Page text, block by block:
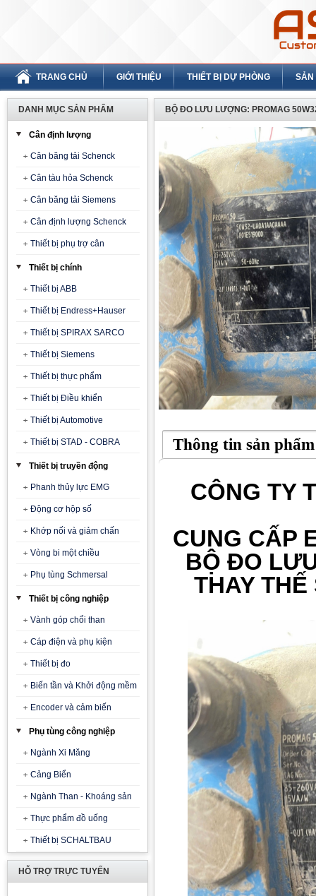
TRANG CHỦ GIỚI THIỆU THIẾT BỊ DỰ PHÒNG SẢN
DANH MỤC SẢN PHẨM
Cân định lượng
Cân băng tải Schenck
Cân tàu hỏa Schenck
Cân băng tải Siemens
Cân định lượng Schenck
Thiết bị phụ trợ cân
Thiết bị chính
Thiết bị ABB
Thiết bị Endress+Hauser
Thiết bị SPIRAX SARCO
Thiết bị Siemens
Thiết bị thực phẩm
Thiết bị Điều khiển
Thiết bị Automotive
Thiết bị STAD - COBRA
Thiết bị truyền động
Phanh thủy lực EMG
Động cơ hộp số
Khớp nối và giảm chấn
Vòng bi một chiều
Phụ tùng Schmersal
Thiết bị công nghiệp
Vành góp chổi than
Cáp điện và phụ kiện
Thiết bị đo
Biến tần và Khởi động mềm
Encoder và cảm biến
Phụ tùng công nghiệp
Ngành Xi Măng
Cảng Biển
Ngành Than - Khoáng sản
Thực phẩm đồ uống
Thiết bị SCHALTBAU
HỖ TRỢ TRỰC TUYẾN
BỘ ĐO LƯU LƯỢNG: PROMAG
Thông tin sản phẩm
CÔNG TY
CUNG CẤP
BỘ ĐO
THAY